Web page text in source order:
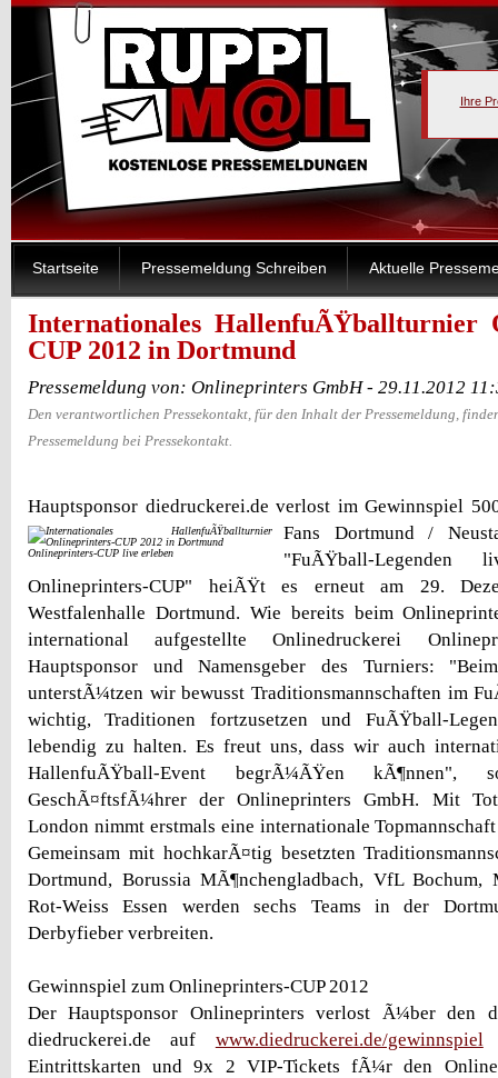
Ihre
Startseite Pressemeldung Schreiben Aktuelle
Internationales HallenfuÃŸballturnier
CUP 2012 in Dortmund
Pressemeldung von: Onlineprinters GmbH - 29.11.2012
Den verantwortlichen Pressekontakt, für den Inhalt der Pressemeldung,
Pressemeldung bei Pressekontakt.
Hauptsponsor diedruckerei.de verlost im Gewinnspiel
Fans
Onlineprinters-CUP live erleben
Dortmund /
"FuÃŸball-
Onlineprinters-CUP" heiÃŸt es erneut am 29.
Westfalenhalle Dortmund. Wie bereits beim
international aufgestellte Onlinedruckerei
Hauptsponsor und Namensgeber des Turniers:
unterstÃ¼tzen wir bewusst Traditionsmannschaften im
wichtig, Traditionen fortzusetzen und FuÃŸball-
lebendig zu halten. Es freut uns, dass wir auch
HallenfuÃŸball-Event begrÃ¼ÃŸen
GeschÃ¤ftsfÃ¼hrer der Onlineprinters GmbH. Mit
London nimmt erstmals eine internationale
Gemeinsam mit hochkarÃ¤tig besetzten
Dortmund, Borussia MÃ¶nchengladbach, VfL Bochum,
Rot-Weiss Essen werden sechs Teams in der
Derbyfieber verbreiten.
Gewinnspiel zum Onlineprinters-CUP 2012
Der Hauptsponsor Onlineprinters verlost Ã¼ber den
diedruckerei.de auf www.diedruckerei.de/gewinnspiel
Eintrittskarten und 9x 2 VIP-Tickets fÃ¼r den